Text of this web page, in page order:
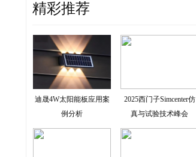
精彩推荐
迪晟4W太阳能板应用案
例分析
2025西门子Simcenter仿
真与试验技术峰会